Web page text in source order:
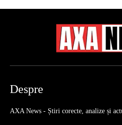
Despre
AXA News - Știri corecte, analize și